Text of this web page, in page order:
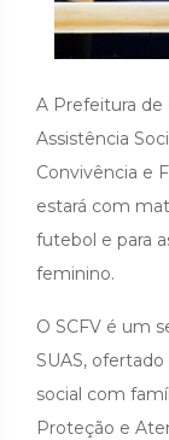
A Prefeitura de
Assistência
Convivência e
estará com
futebol e para
feminino.
O SCFV é um
SUAS,
social com
Proteção e